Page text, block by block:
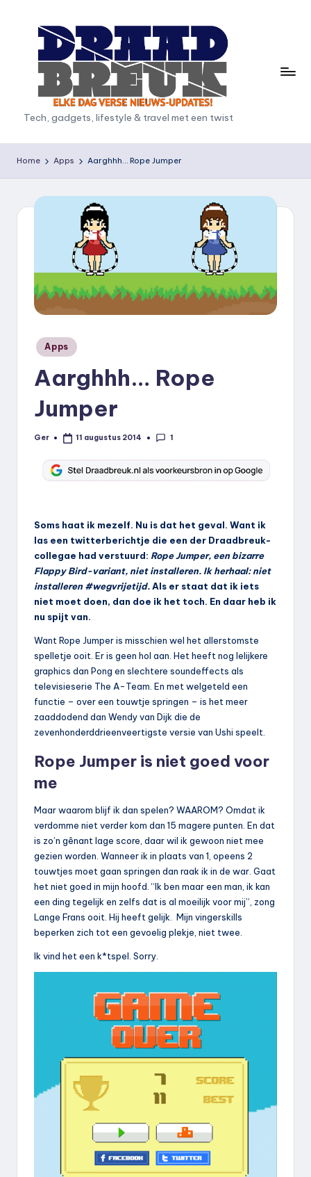
D
r
a
d
Tech, gadgets, lifestyle & travel met een twist
Home Apps Aarghhh… Rope Jumper
Geplaatst
in
Apps
Aarghhh… Rope
Jumper
Geplaatst
Ger 11 augustus 2014 1
Soms haat ik mezelf. Nu is dat het geval. Want ik
las een twitterberichtje die een der Draadbreuk-
collegae had verstuurd: Rope Jumper, een bizarre
Flappy Bird-variant, niet installeren. Ik herhaal: niet
installeren #wegvrijetijd.Als er staat dat ik iets
niet moet doen, dan doe ik het toch. En daar heb ik
nu spijt van.
Want Rope Jumper is misschien wel het allerstomste
spelletje ooit. Er is geen hol aan. Het heeft nog lelijkere
graphics dan Pong en slechtere soundeffects als
televisieserie The A-Team. En met welgeteld een
functie – over een touwtje springen – is het meer
zaaddodend dan Wendy van Dijk die de
zevenhonderddrieenveertigste versie van Ushi speelt.
Rope Jumper is niet goed voor
me
Maar waarom blijf ik dan spelen? WAAROM? Omdat ik
verdomme niet verder kom dan 15 magere punten. En dat
is zo’n gênant lage score, daar wil ik gewoon niet mee
gezien worden. Wanneer ik in plaats van 1, opeens 2
touwtjes moet gaan springen dan raak ik in de war. Gaat
het niet goed in mijn hoofd. “Ik ben maar een man, ik kan
een ding tegelijk en zelfs dat is al moeilijk voor mij”, zong
Lange Frans ooit. Hij heeft gelijk. Mijn vingerskills
beperken zich tot een gevoelig plekje, niet twee.
Ik vind het een k*tspel. Sorry.